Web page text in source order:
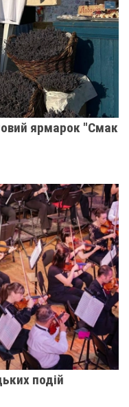
ярмарок "Смак
подій